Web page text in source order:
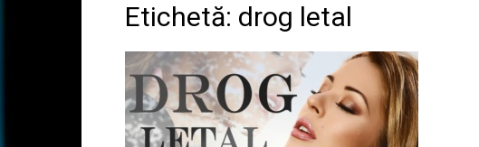
Etichetă: drog letal